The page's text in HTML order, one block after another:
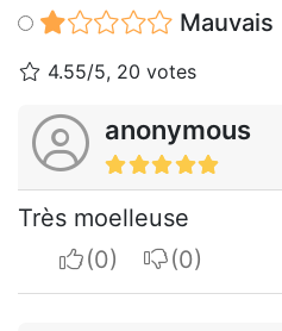
Mauvais
4.55/5, 20 votes
anonymous
Très moelleuse
I apreciateI do not